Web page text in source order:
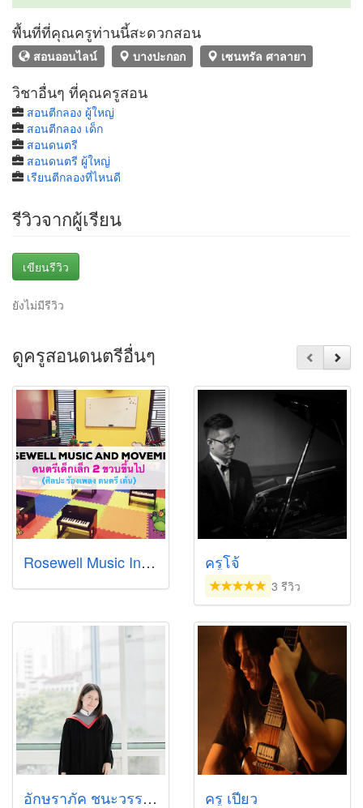
พื้นที่ที่คุณครูท่านนี้สะดวกสอน
สอนออนไลน์ บางปะกอก เซนทรัล ศาลายา
วิชาอื่นๆ ที่คุณครูสอน
สอนตีกลอง ผู้ใหญ่
สอนตีกลอง เด็ก
สอนดนตรี
สอนดนตรี ผู้ใหญ่
เรียนตีกลองที่ไหนดี
รีวิวจากผู้เรียน
เขียนรีวิว
ยังไม่มีรีวิว
ดูครูสอนดนตรีอื่นๆ
Rosewell Music Institute ครูโจ้
3 รีวิว
อักษราภัค ชนะวรรณโณ ครู เปียว